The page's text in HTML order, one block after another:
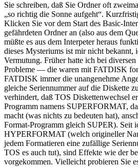
Sie schreiben, daß Sie Ordner oft
„so richtig die Sonne aufgeht“.
Klicken Sie vor dem Start des Basic-
gefährdeten Ordner an (also aus dem
müßte es aus dem Interpeter heraus
dieses Mysteriums ist mir nicht bekannt,
Vermutung. Früher hatte ich bei
Probleme — die waren mit FATDISK
FATDISK immer die unangenehme
gleiche Seriennummer auf die Diskette
verhindert, daß TOS Diskettenwechsel
Programm namens SUPERFORMAT,
macht (was nichts zu bedeuten hat),
Format-Programm gleich SUPER). Seit
HYPERFORMAT (welch origineller
jedem Formatieren eine zufällige
TOS es auch tut), sind Effekte wie der
vorgekommen. Vielleicht probieren Sie